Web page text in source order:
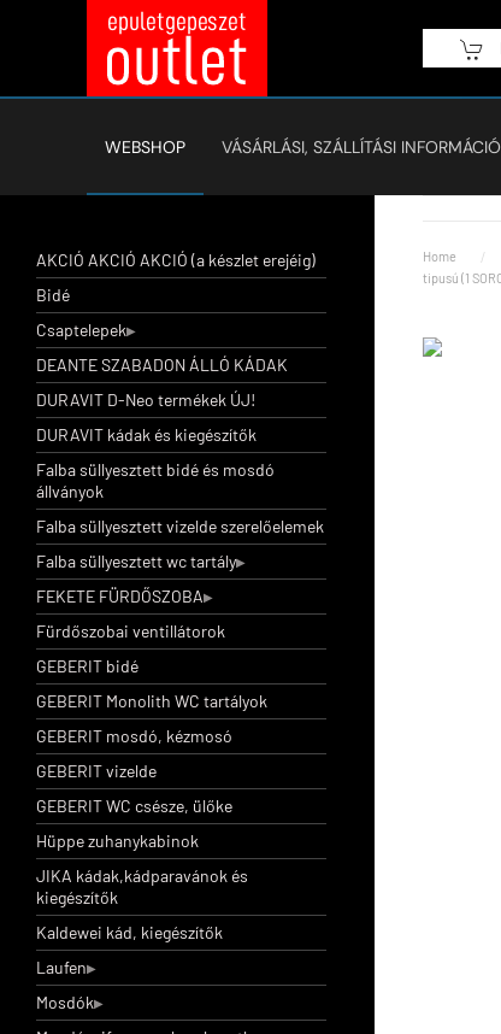
Fő tartalom átugrása
WEBSHOP VÁSÁRLÁSI, SZÁLLÍTÁSI
Home
tipusú (1
AKCIÓ AKCIÓ AKCIÓ (a készlet erejéig)
Bidé
Csaptelepek
DEANTE SZABADON ÁLLÓ KÁDAK
DURAVIT D-Neo termékek ÚJ!
DURAVIT kádak és kiegészítők
Falba süllyesztett bidé és mosdó
állványok
Falba süllyesztett vizelde szerelőelemek
Falba süllyesztett wc tartály
FEKETE FÜRDŐSZOBA
Fürdőszobai ventillátorok
GEBERIT bidé
GEBERIT Monolith WC tartályok
GEBERIT mosdó, kézmosó
GEBERIT vizelde
GEBERIT WC csésze, ülőke
Hüppe zuhanykabinok
JIKA kádak,kádparavánok és
kiegészítők
Kaldewei kád, kiegészítők
Laufen
Mosdók